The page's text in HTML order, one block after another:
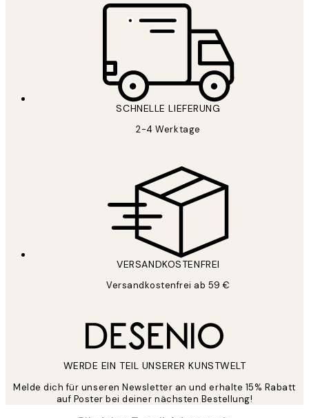
SCHNELLE LIEFERUNG
2-4 Werktage
VERSANDKOSTENFREI
Versandkostenfrei ab 59 €
WERDE EIN TEIL UNSERER KUNSTWELT
Melde dich für unseren Newsletter an und erhalte 15% Rabatt
auf Poster bei deiner nächsten Bestellung!